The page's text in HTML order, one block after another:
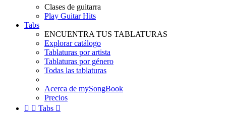
Clases de guitarra
Play Guitar Hits
Tabs
ENCUENTRA TUS TABLATURAS
Explorar catálogo
Tablaturas por artista
Tablaturas por género
Todas las tablaturas
Acerca de mySongBook
Precios
  Tabs 